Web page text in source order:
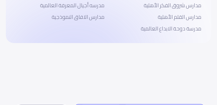
مدارس شروق الفكر الأهلية
مدارس القلم الأهلية
مدرسة دوحة الابداع العالمية
مدرسه أجيال المعرفة العالمية
مدارس الافاق النموذجية